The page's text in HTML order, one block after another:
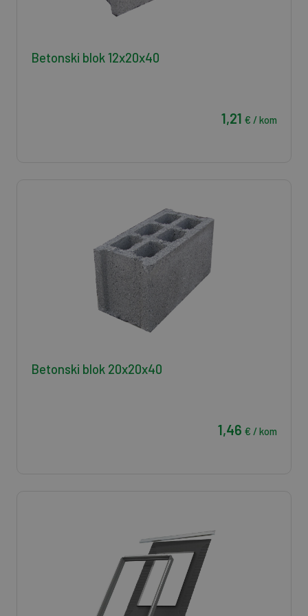
Betonski blok 12x20x40
1,21 € / kom
Betonski blok 20x20x40
1,46 € / kom